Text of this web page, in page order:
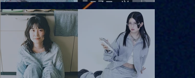
2026.08.10 |【観覧】「巷のmyストーリー/風の憶測1～後藤まりこ
アコースティックviolence POPとテニスコーツ」